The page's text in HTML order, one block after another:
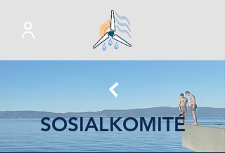
SOSIALKOMITÉ